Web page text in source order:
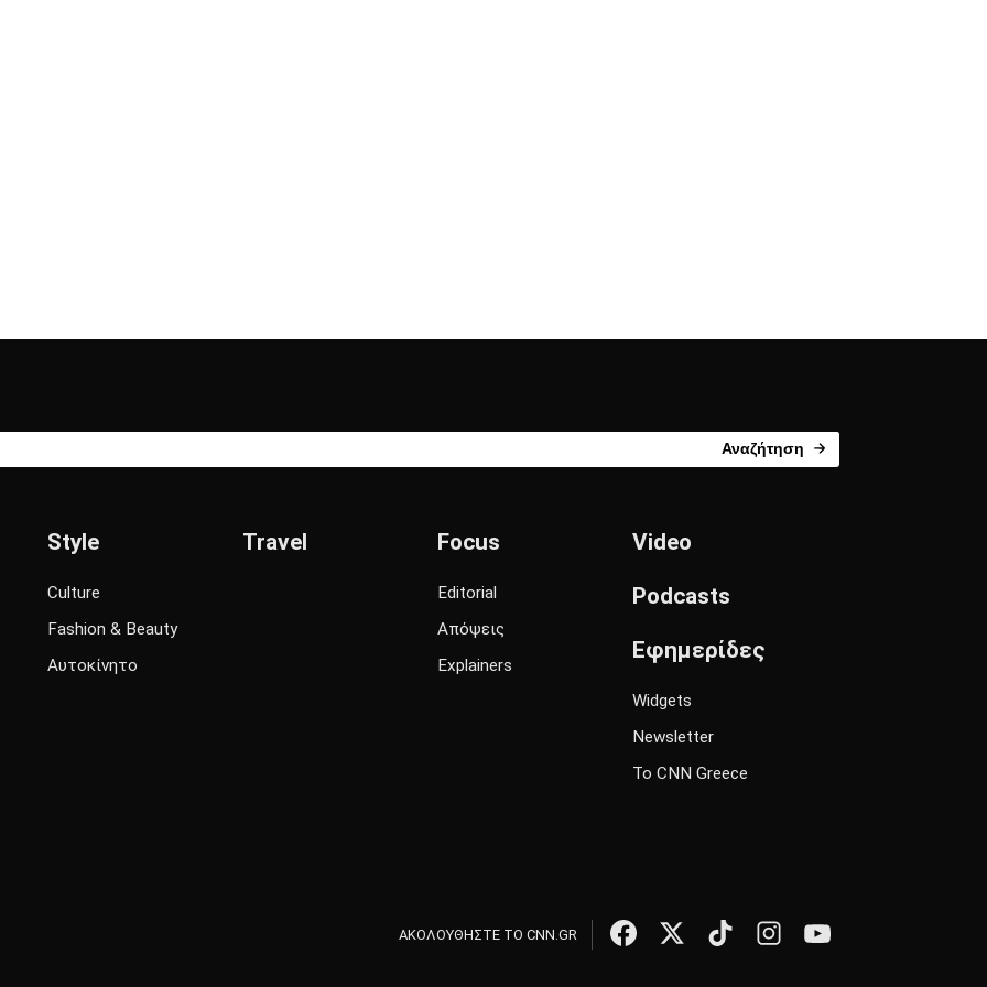
Αναζήτηση
Style
Culture
Fashion & Beauty
Αυτοκίνητο
Travel Focus
Editorial
Απόψεις
Explainers
Video
Podcasts
Εφημερίδες
Widgets
Newsletter
Το CNN Greece
ΑΚΟΛΟΥΘΗΣΤΕ ΤΟ CNN.GR